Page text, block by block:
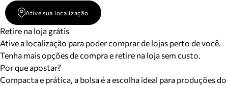
Ative sua localização
Retire na loja grátis
Ative a localização para poder comprar de lojas perto de você.
Tenha mais opções de compra e retire na loja sem custo.
Por que apostar?
Compacta e prática, a bolsa é a escolha ideal para produções do